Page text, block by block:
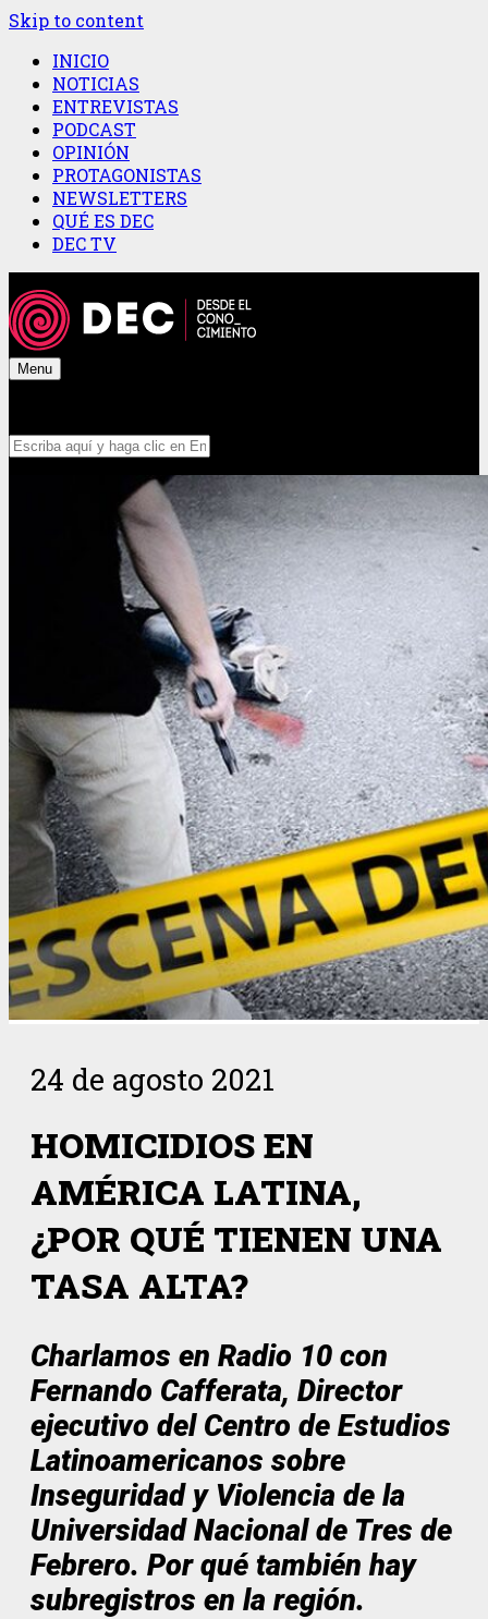
Skip to content
INICIO
NOTICIAS
ENTREVISTAS
PODCAST
OPINIÓN
PROTAGONISTAS
NEWSLETTERS
QUÉ ES DEC
DEC TV
Menu
24 de agosto 2021
HOMICIDIOS EN
AMÉRICA LATINA,
¿POR QUÉ TIENEN UNA
TASA ALTA?
Charlamos en Radio 10 con
Fernando Cafferata, Director
ejecutivo del Centro de Estudios
Latinoamericanos sobre
Inseguridad y Violencia de la
Universidad Nacional de Tres de
Febrero. Por qué también hay
subregistros en la región.